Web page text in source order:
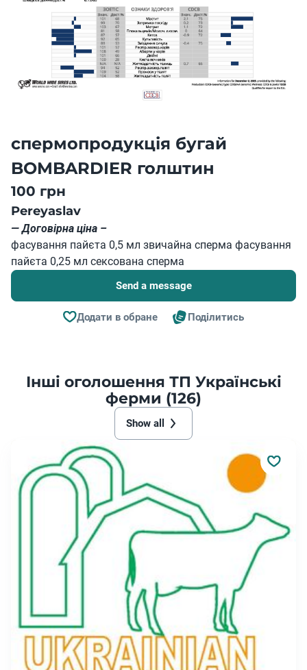
спермопродукція бугай
BOMBARDIER голштин
100 грн
Pereyaslav
— Договірна ціна –
фасування пайєта 0,5 мл звичайна сперма фасування
пайєта 0,25 мл сексована сперма
Send a message
Додати в обране Поділитись
Інші оголошення ТП Українські
ферми (126)
Show all